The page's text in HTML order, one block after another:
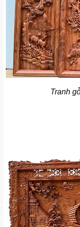
Tranh